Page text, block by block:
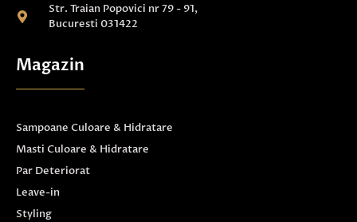
Str. Traian Popovici nr 79 - 91,
Bucuresti 031422
Magazin
Sampoane Culoare & Hidratare
Masti Culoare & Hidratare
Par Deteriorat
Leave-in
Styling